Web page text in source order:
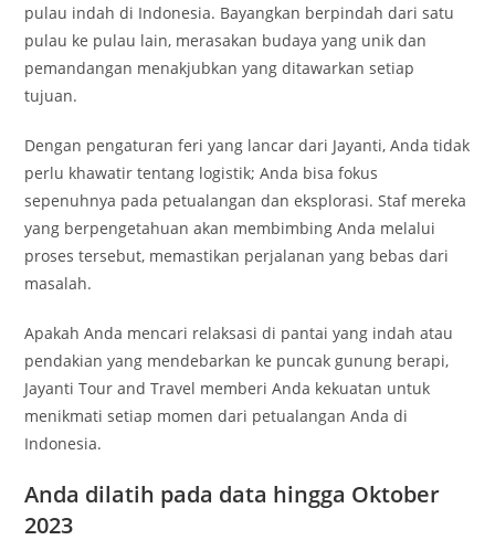
pulau indah di Indonesia. Bayangkan berpindah dari satu
pulau ke pulau lain, merasakan budaya yang unik dan
pemandangan menakjubkan yang ditawarkan setiap
tujuan.
Dengan pengaturan feri yang lancar dari Jayanti, Anda tidak
perlu khawatir tentang logistik; Anda bisa fokus
sepenuhnya pada petualangan dan eksplorasi. Staf mereka
yang berpengetahuan akan membimbing Anda melalui
proses tersebut, memastikan perjalanan yang bebas dari
masalah.
Apakah Anda mencari relaksasi di pantai yang indah atau
pendakian yang mendebarkan ke puncak gunung berapi,
Jayanti Tour and Travel memberi Anda kekuatan untuk
menikmati setiap momen dari petualangan Anda di
Indonesia.
Anda dilatih pada data hingga Oktober
2023